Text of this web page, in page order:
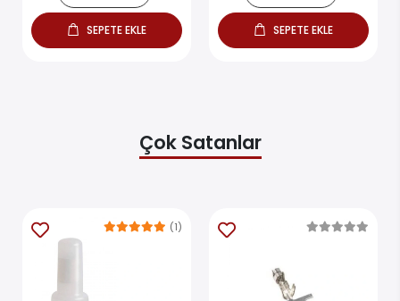
SEPETE EKLE SEPETE EKLE
Çok Satanlar
(1)